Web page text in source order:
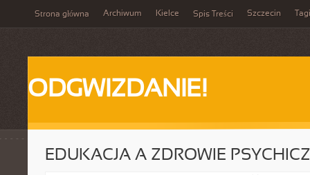
Strona główna Archiwum Kielce Spis Treści Szczecin Tagi
ODGWIZDANIE!
EDUKACJA A ZDROWIE